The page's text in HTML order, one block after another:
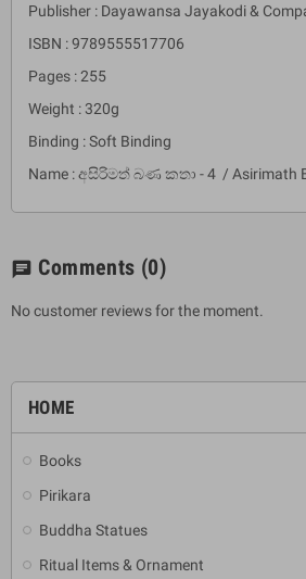
HOME
Books
Pirikara
Buddha Statues
Ritual Items & Ornament
Publisher : Dayawansa Jayakodi &
ISBN : 9789555517706
Pages : 255
Weight : 320g
Binding : Soft Binding
Name : අසිරිමත් බණ කතා - 4 / Asirimath
chat Comments (0)
No customer reviews for the moment.